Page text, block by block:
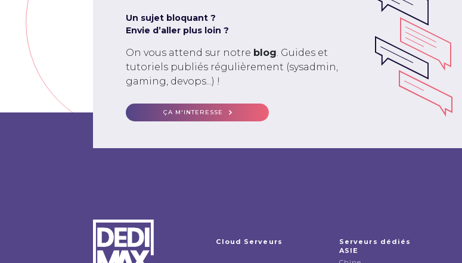
Un sujet bloquant ?
Envie d’aller plus loin ?
On vous attend sur notre blog . Guides et
tutoriels publiés régulièrement (sysadmin,
gaming, devops...) !
ÇA M'INTERESSE
Cloud Serveurs
Serveurs dédiés
ASIE